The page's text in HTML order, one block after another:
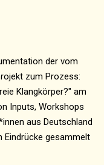
der vom
zum Prozess:
Klangkörper?" am
Inputs, Workshops
aus Deutschland
Eindrücke gesammelt